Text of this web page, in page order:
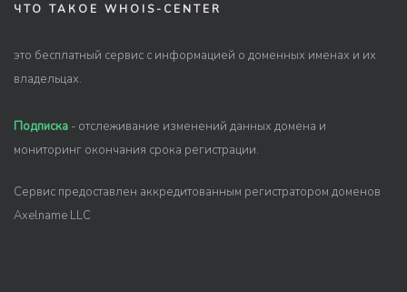
ЧТО ТАКОЕ WHOIS-CENTER
это бесплатный сервис с информацией о доменных именах и их
владельцах.
Подписка - отслеживание изменений данных домена и
мониторинг окончания срока регистрации.
Сервис предоставлен аккредитованным регистратором доменов
Axelname LLC